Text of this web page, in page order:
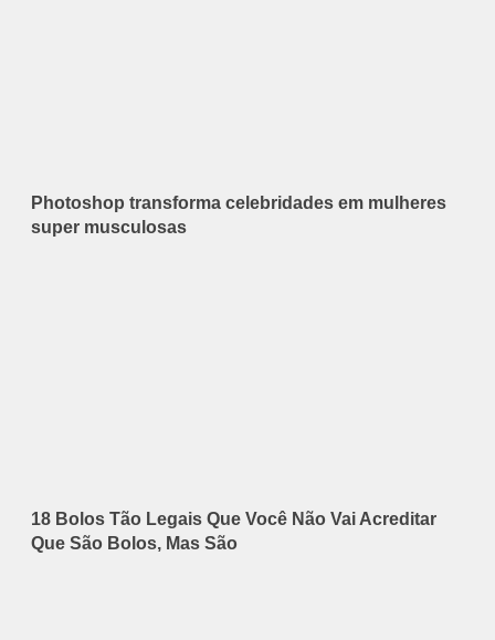
Photoshop transforma celebridades em mulheres
super musculosas
18 Bolos Tão Legais Que Você Não Vai Acreditar
Que São Bolos, Mas São